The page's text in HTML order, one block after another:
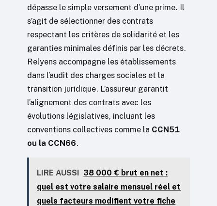
dépasse le simple versement d’une prime. Il
s’agit de sélectionner des contrats
respectant les critères de solidarité et les
garanties minimales définis par les décrets.
Relyens accompagne les établissements
dans l’audit des charges sociales et la
transition juridique. L’assureur garantit
l’alignement des contrats avec les
évolutions législatives, incluant les
conventions collectives comme la CCN51
ou la CCN66.
LIRE AUSSI 38 000 € brut en net :
quel est votre salaire mensuel réel et
quels facteurs modifient votre fiche